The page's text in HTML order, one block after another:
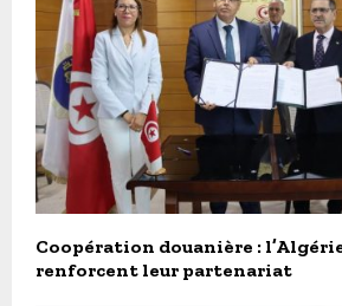
Coopération douanière :
renforcent leur partenariat